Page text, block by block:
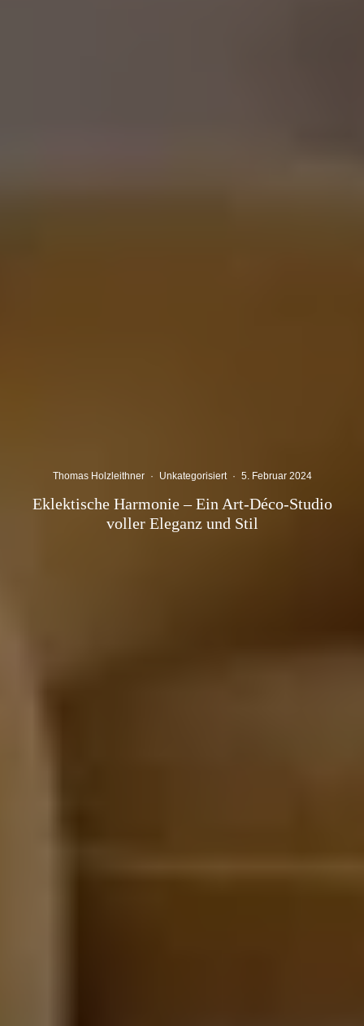
Thomas Holzleithner · Unkategorisiert · 5. Februar 2024
Eklektische Harmonie – Ein Art-Déco-Studio
voller Eleganz und Stil